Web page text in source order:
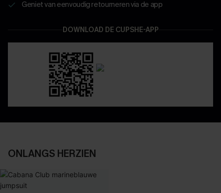
Geniet van eenvoudig retourneren via de app
DOWNLOAD DE CUPSHE-APP
ONLANGS HERZIEN